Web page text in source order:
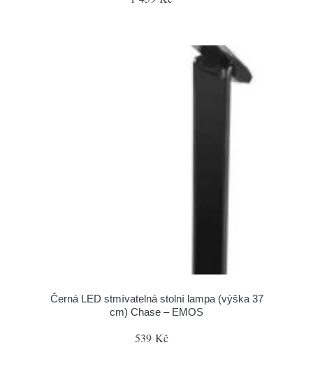
Černá LED stmívatelná stolní lampa (výška 37
cm) Chase – EMOS
539 Kč